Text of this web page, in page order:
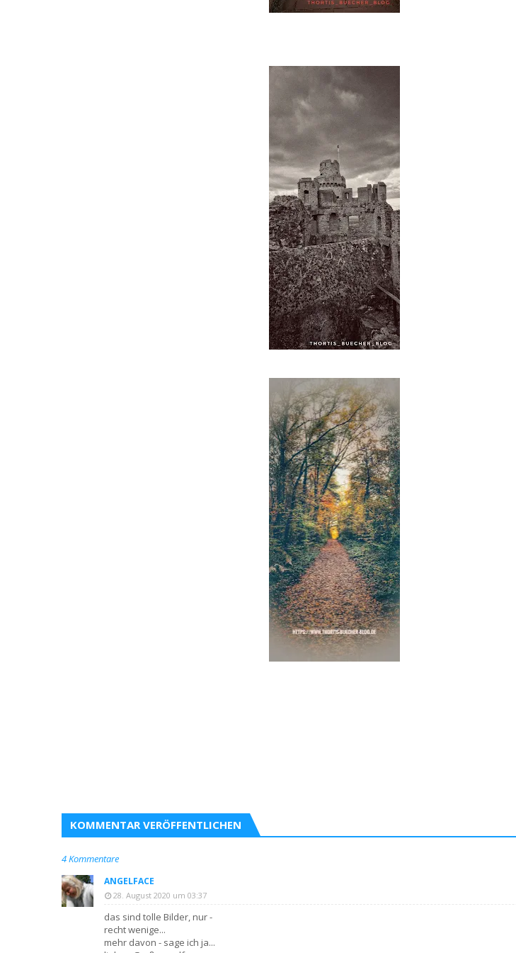
KOMMENTAR VERÖFFENTLICHEN
4 Kommentare
ANGELFACE
28. August 2020 um 03:37
das sind tolle Bilder, nur -
recht wenige...
mehr davon - sage ich ja...